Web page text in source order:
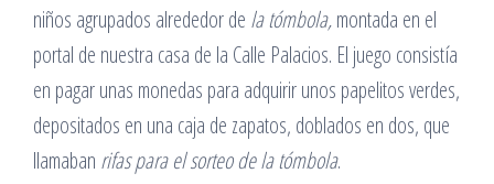
niños agrupados alrededor de la tómbola,montada en el
portal de nuestra casa de la Calle Palacios. El juego consistía
en pagar unas monedas para adquirir unos papelitos verdes,
depositados en una caja de zapatos, doblados en dos, que
llamaban rifas para el sorteo de la tómbola.